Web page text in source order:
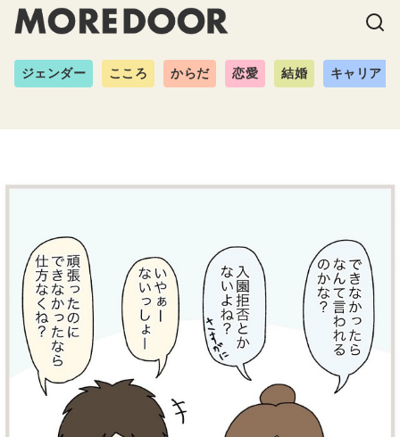
ジェンダー こころ からだ 恋愛 結婚 キャリア